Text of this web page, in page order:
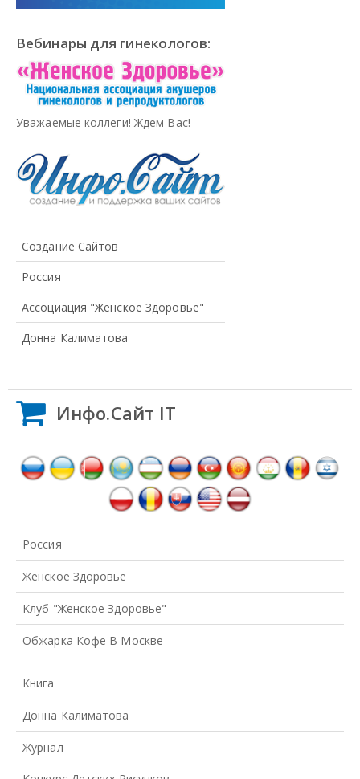
Вебинары для гинекологов:
Уважаемые коллеги! Ждем Вас!
Создание Сайтов
Россия
Ассоциация "Женское Здоровье"
Донна Калиматова
Инфо.Сайт IT
Россия
Женское Здоровье
Клуб "Женское Здоровье"
Обжарка Кофе В Москве
Книга
Донна Калиматова
Журнал